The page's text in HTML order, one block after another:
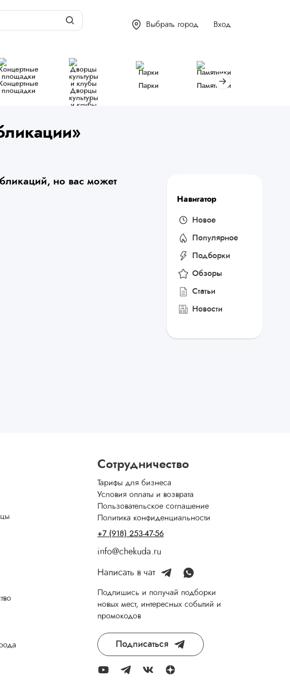
Выбрать город Вход
Концертные
площадки
Дворцы
культуры
и клубы
Парки Памятники
но вас может
Навигатор
Новое
Популярное
Подборки
Обзоры
Статьи
Новости
Сотрудничество
Тарифы для бизнеса
Условия оплаты и возврата
Пользовательское соглашение
Политика конфиденциальности
+7 (918) 253-47-56
info@chekuda.ru
Написать в чат
Подпишись и получай подборки
новых мест, интересных событий и
промокодов
Подписаться